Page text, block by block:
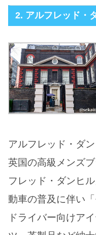
2. アルフレッド・
アルフレッド・ダ
英国の高級メンズ
フレッド・ダンヒ
動車の普及に伴い
ドライバー向けア